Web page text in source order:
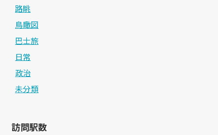
路眺
鳥瞰図
巴士旅
日常
政治
未分類
訪問駅数